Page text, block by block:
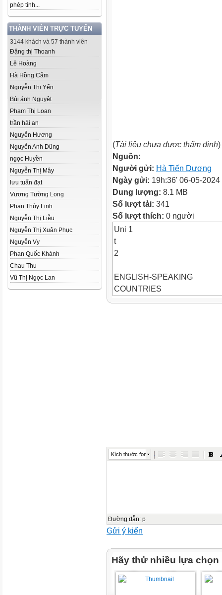
phép tính...
THÀNH VIÊN TRỰC TUYẾN
3144 khách và 57 thành viên
Đặng thị Thoanh
Lê Hoàng
Hà Hồng Cẩm
Nguyễn Thị Yến
Bùi ánh Nguyêt
Phạm Thị Loan
trần hải an
Nguyễn Hương
Nguyễn Anh Dũng
ngọc Huyền
Nguyễn Thị Mây
lưu tuấn đạt
Vương Tường Long
Phan Thùy Linh
Nguyễn Thị Liễu
Nguyễn Thị Xuân Phục
Nguyễn Vy
Phan Quốc Khánh
Chau Thu
Vũ Thị Ngọc Lan
(Tài liệu chưa được thẩm định)
Nguồn:
Người gửi: Hà Tiến Dương
Ngày gửi: 19h:36' 06-05-2024
Dung lượng: 8.1 MB
Số lượt tải: 341
Số lượt thích: 0 người
Uni 1
t
2
ENGLISH-SPEAKING
COUNTRIES
 Wow ... I didn't know that!
 Amazing!
EVERYDAY ENGLISH
2
Kích thước font
Đường dẫn: p
Gửi ý kiến
Hãy thử nhiều lựa chọn